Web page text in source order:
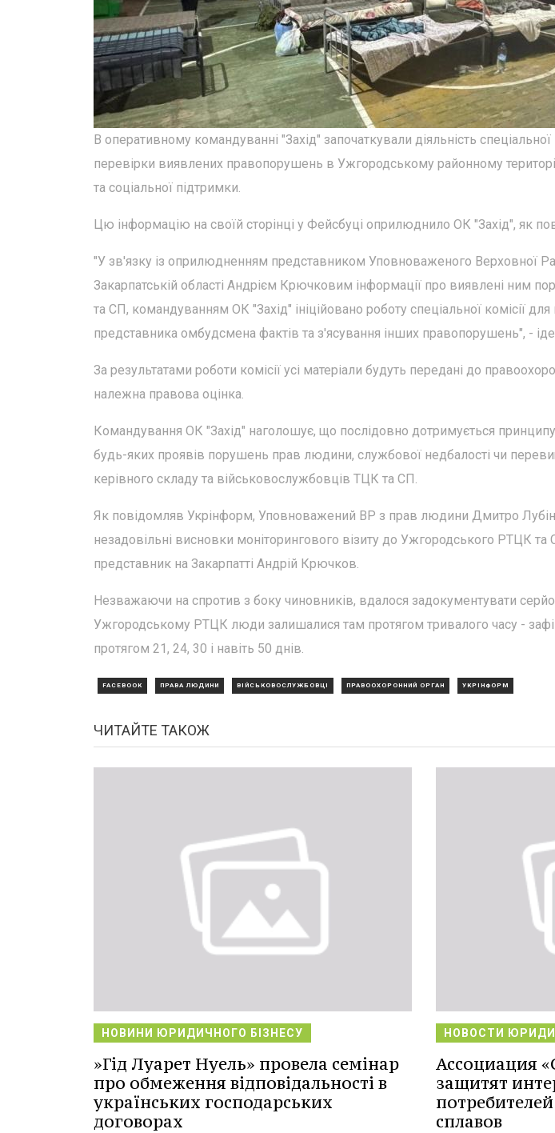
В оперативному командуванні "Захід" започаткували діяльність
перевірки виявлених правопорушень в Ужгородському районному
та соціальної підтримки.
Цю інформацію на своїй сторінці у Фейсбуці оприлюднило ОК "Захід", як
"У зв'язку із оприлюдненням представником Уповноваженого Верховної
Закарпатській області Андрієм Крючковим інформації про виявлені ним
та СП, командуванням ОК "Захід" ініційовано роботу спеціальної комісії
представника омбудсмена фактів та з'ясування інших правопорушень", -
За результатами роботи комісії усі матеріали будуть передані до
належна правова оцінка.
Командування ОК "Захід" наголошує, що послідовно дотримується принципу
будь-яких проявів порушень прав людини, службової недбалості чи
керівного складу та військовослужбовців ТЦК та СП.
Як повідомляв Укрінформ, Уповноважений ВР з прав людини Дмитро
незадовільні висновки моніторингового візиту до Ужгородського РТЦК та
представник на Закарпатті Андрій Крючков.
Незважаючи на спротив з боку чиновників, вдалося задокументувати
Ужгородському РТЦК люди залишалися там протягом тривалого часу -
протягом 21, 24, 30 і навіть 50 днів.
FACEBOOK ПРАВА ЛЮДИНИ ВІЙСЬКОВОСЛУЖБОВЦІ ПРАВООХОРОННИЙ ОРГАН УКРІНФОРМ
ЧИТАЙТЕ ТАКОЖ
НОВИНИ ЮРИДИЧНОГО БІЗНЕСУ
»Гід Луарет Нуель» провела семінар
про обмеження відповідальності в
українських господарських
договорах
НОВОСТИ
Ассоциация
защитят
сплавов